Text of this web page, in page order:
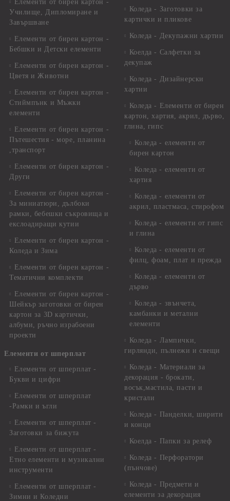
Елементи от бирен картон -
Училище, Дипломиране и
Завършване
Елементи от бирен картон -
Бебшки и Детски елементи
Елементи от бирен картон -
Цветя и Животни
Елементи от бирен картон -
Стиймпънк и Мъжки
елементи
Елементи от бирен картон -
Пътешестия - море, планина
,транспорт
Елементи от бирен картон -
Други
Елементи от бирен картон -
За миниатюри, дълбоки
рамки, бебешки съкровища и
екслоадиращи кутии
Елементи от бирен картон -
Коледа и Зима
Елементи от бирен картон -
Тематични комплекти
Елементи от бирен картон -
Шейкър заготовки от бирен
картон за 3D картички,
албуми, ръчно израбоени
проекти
Елементи от шперплат
Елементи от шперплат -
Букви и цифри
Елементи от шперплат
-Рамки и ъгли
Елементи от шперплат -
Заготовки за бижута
Елементи от шперплат -
Етно елементи и музикални
инструменти
Елементи от шперплат -
Зимни и Коледни
Коледа - Заготовки за
картички и пликове
Коледа - Декупажни хартии
Коелда - Салфетки за
декупаж
Коледа - Дизайнерски
хартии
Коледа - Eлементи от бирен
картон, хартия, акрил, дърво,
глина, гипс
Коледа - елементи от
бирен картон
Коледа - елементи от
хартия
Коледа - елементи от
акрил, пластмаса, стирофом
Коледа - елементи от гипс
и глина
Коледа - елементи от
филц, фоам, плат и прежда
Коледа - елементи от
дърво
Коледа - звънчета,
камбанки и метални
елементи
Коледа - Лампички,
гирлянди, пълнежи и свещи
Коледа - Материали за
декорация - брокати,
восък,мастила, пасти и
кристали
Коледа - Панделки, ширити
и конци
Коелда - Папки за релеф
Коледа - Перфоратори
(пънчове)
Коледа - Предмети и
елементи за декорация